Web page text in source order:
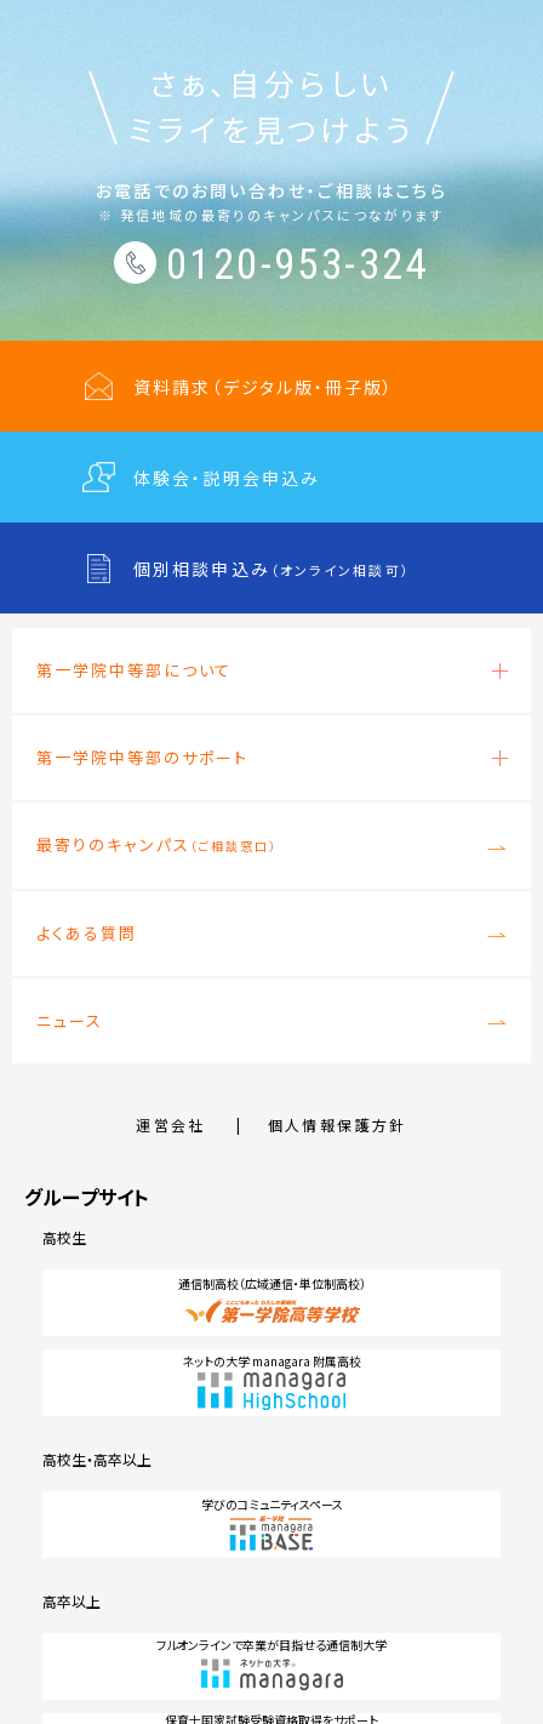
さぁ、自分らしい
ミライを見つけよう
お電話でのお問い合わせ・ご相談はこちら
※ 発信地域の最寄りのキャンパスにつながります
0120-953-324
資料請求 （デジタル版・冊子版）
体験会・説明会申込み
個別相談申込み （オンライン相談可）
第一学院中等部について
第一学院中等部のサポート
最寄りのキャンパス （ご相談窓口）
よくある質問
ニュース
運営会社 個人情報保護方針
グループサイト
高校生
通信制高校（広域通信・単位制高校）
ネットの大学 managara 附属高校
高校生・高卒以上
学びのコミュニティスペース
高卒以上
フルオンラインで卒業が目指せる通信制大学
保育士国家試験受験資格取得をサポート